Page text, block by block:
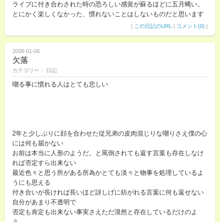
ライブに付き合わされた時の恐ろしい感覚が蘇るほどに五月蝿い。
とにかく楽しくなかった、慣れないことはしないものだと思います
| この日記のURL | コメント(0) |
2008-01-06
欠落
カテゴリー： 日記
嘲る事に慣れる人はとても悲しい
2年と少しぶりに顔を合わせた従兄弟の皮肉混じりな嘲りさえ僕の心
には何も届かない
お前は本当に人形のようだ。と罵倒されても返す言葉も存在しなけ
れば否定すら出来ない
最近色々と思う所がある所為かとても淡々と物事を処理しているよ
うにも思える
付き合いが長ければ長いほど訝しげに紡がれる言葉に何も返せない
自分があまり不透明で
否定も肯定も出来ない事実さえただ漠然と存在しているだけのよ